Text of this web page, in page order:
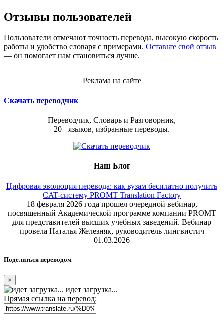
Отзывы пользователей
Пользователи отмечают точность перевода, высокую скорость
работы и удобство словаря с примерами. Оставьте свой отзыв
— он помогает нам становиться лучше.
Реклама на сайте
Скачать переводчик
Переводчик, Словарь и Разговорник,
20+ языков, избранные переводы.
Наш Блог
Цифровая эволюция перевода: как вузам бесплатно получить
CAT-систему PROMT Translation Factory
18 февраля 2026 года прошел очередной вебинар,
посвященный Академической программе компании PROMT
для представителей высших учебных заведений. Вебинар
провела Наталья Железняк, руководитель лингвистич
01.03.2026
Поделиться переводом
×
идет загрузка...
Прямая ссылка на перевод: